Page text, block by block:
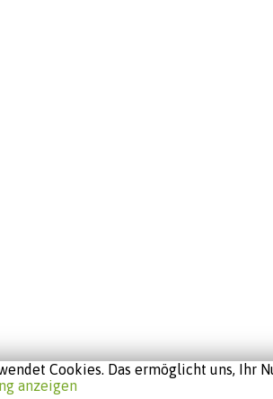
Cookies. Das ermöglicht uns,
anzeigen